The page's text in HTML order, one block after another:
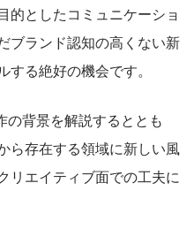
的としたコミュニケーショ
ブランド認知の高くない新
る絶好の機会です。
の背景を解説するととも
ら存在する領域に新しい風
リエイティブ面での工夫に